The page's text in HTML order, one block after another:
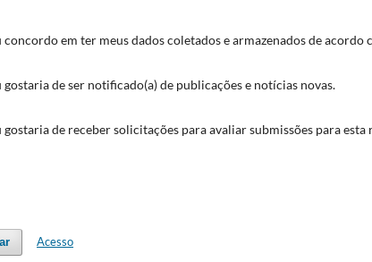
concordo em ter meus dados coletados e armazenados de acordo
gostaria de ser notificado(a) de publicações e notícias novas.
gostaria de receber solicitações para avaliar submissões para esta
Acesso